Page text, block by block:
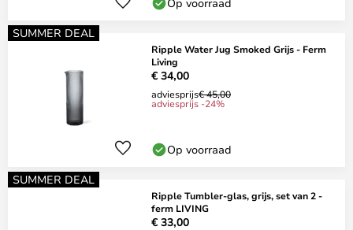
SUMMER DEAL
Ripple Water Jug Smoked Grijs - Ferm
Living
€ 34,00
adviesprijs€ 45,00
adviesprijs -24%
Op voorraad
SUMMER DEAL
Ripple Tumbler-glas, grijs, set van 2 -
ferm LIVING
€ 33,00